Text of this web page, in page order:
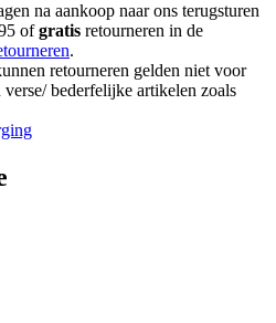
na aankoop naar ons terugsturen
ofgratis retourneren in de
.
retourneren gelden niet voor
bederfelijke artikelen zoals